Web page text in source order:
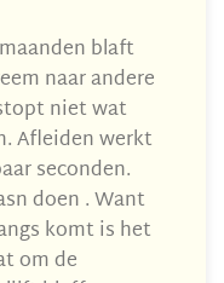
blaft
naar andere
niet wat
Afleiden werkt
seconden.
doen . Want
komt is het
om de